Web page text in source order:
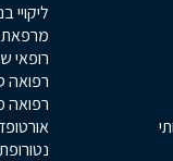
ליקויי
מרפאת
רופאי
רפואה
רפואה